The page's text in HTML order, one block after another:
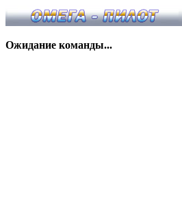
Ожидание команды...